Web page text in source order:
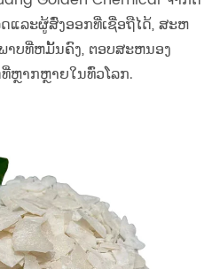
ແລະຜູ້ສົ່ງອອກທີ່ເຊື່ອຖືໄດ້, ສະຫ
ບທີ່ຫມັ້ນຄົງ, ຕອບສະຫນອງ
ຫຼາກຫຼາຍໃນທົ່ວໂລກ.